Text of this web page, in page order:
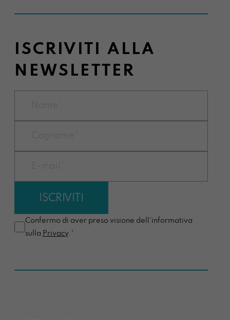
ISCRIVITI ALLA
NEWSLETTER
Confermo di aver preso visione dell'informativa
sulla Privacy.*